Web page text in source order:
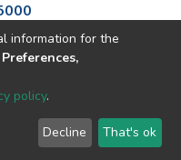
information for the
policy.
Decline That's ok